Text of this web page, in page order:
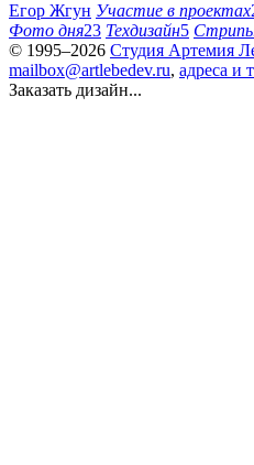
Егор Жгун Участие в проектах
Фото дня23 Техдизайн5
© 1995–2026 Студия Артемия
mailbox@artlebedev.ru, адреса и
Заказать дизайн...